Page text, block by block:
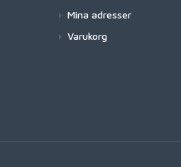
Mina adresser
Varukorg